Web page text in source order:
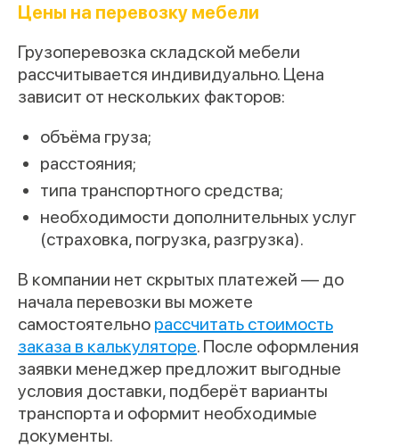
Цены на перевозку мебели
Грузоперевозка складской мебели
рассчитывается индивидуально. Цена
зависит от нескольких факторов:
объёма груза;
расстояния;
типа транспортного средства;
необходимости дополнительных услуг
(страховка, погрузка, разгрузка).
В компании нет скрытых платежей — до
начала перевозки вы можете
самостоятельно рассчитать стоимость
заказа в калькуляторе. После оформления
заявки менеджер предложит выгодные
условия доставки, подберёт варианты
транспорта и оформит необходимые
документы.